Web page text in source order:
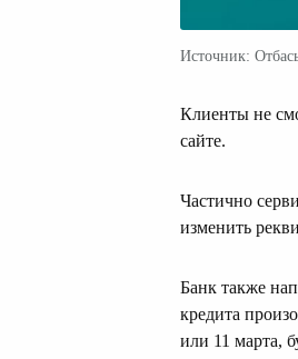
Источник:
Клиенты не
сайте.
Частично
изменить
Банк также
кредита
или 11 марта,